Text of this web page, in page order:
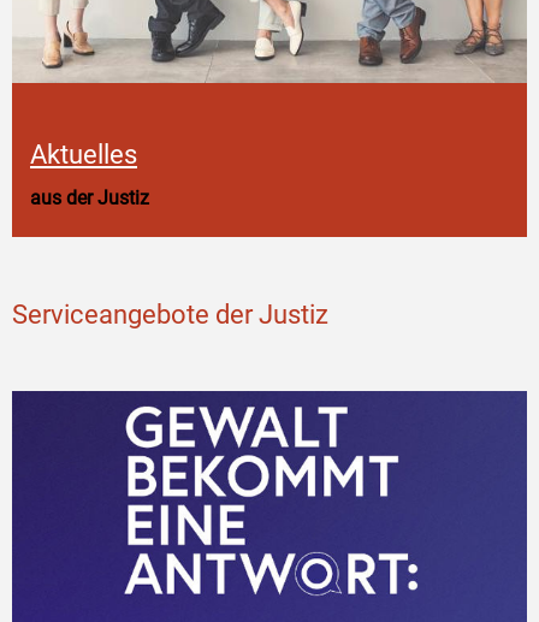
Aktuelles
aus der Justiz
Serviceangebote der Justiz